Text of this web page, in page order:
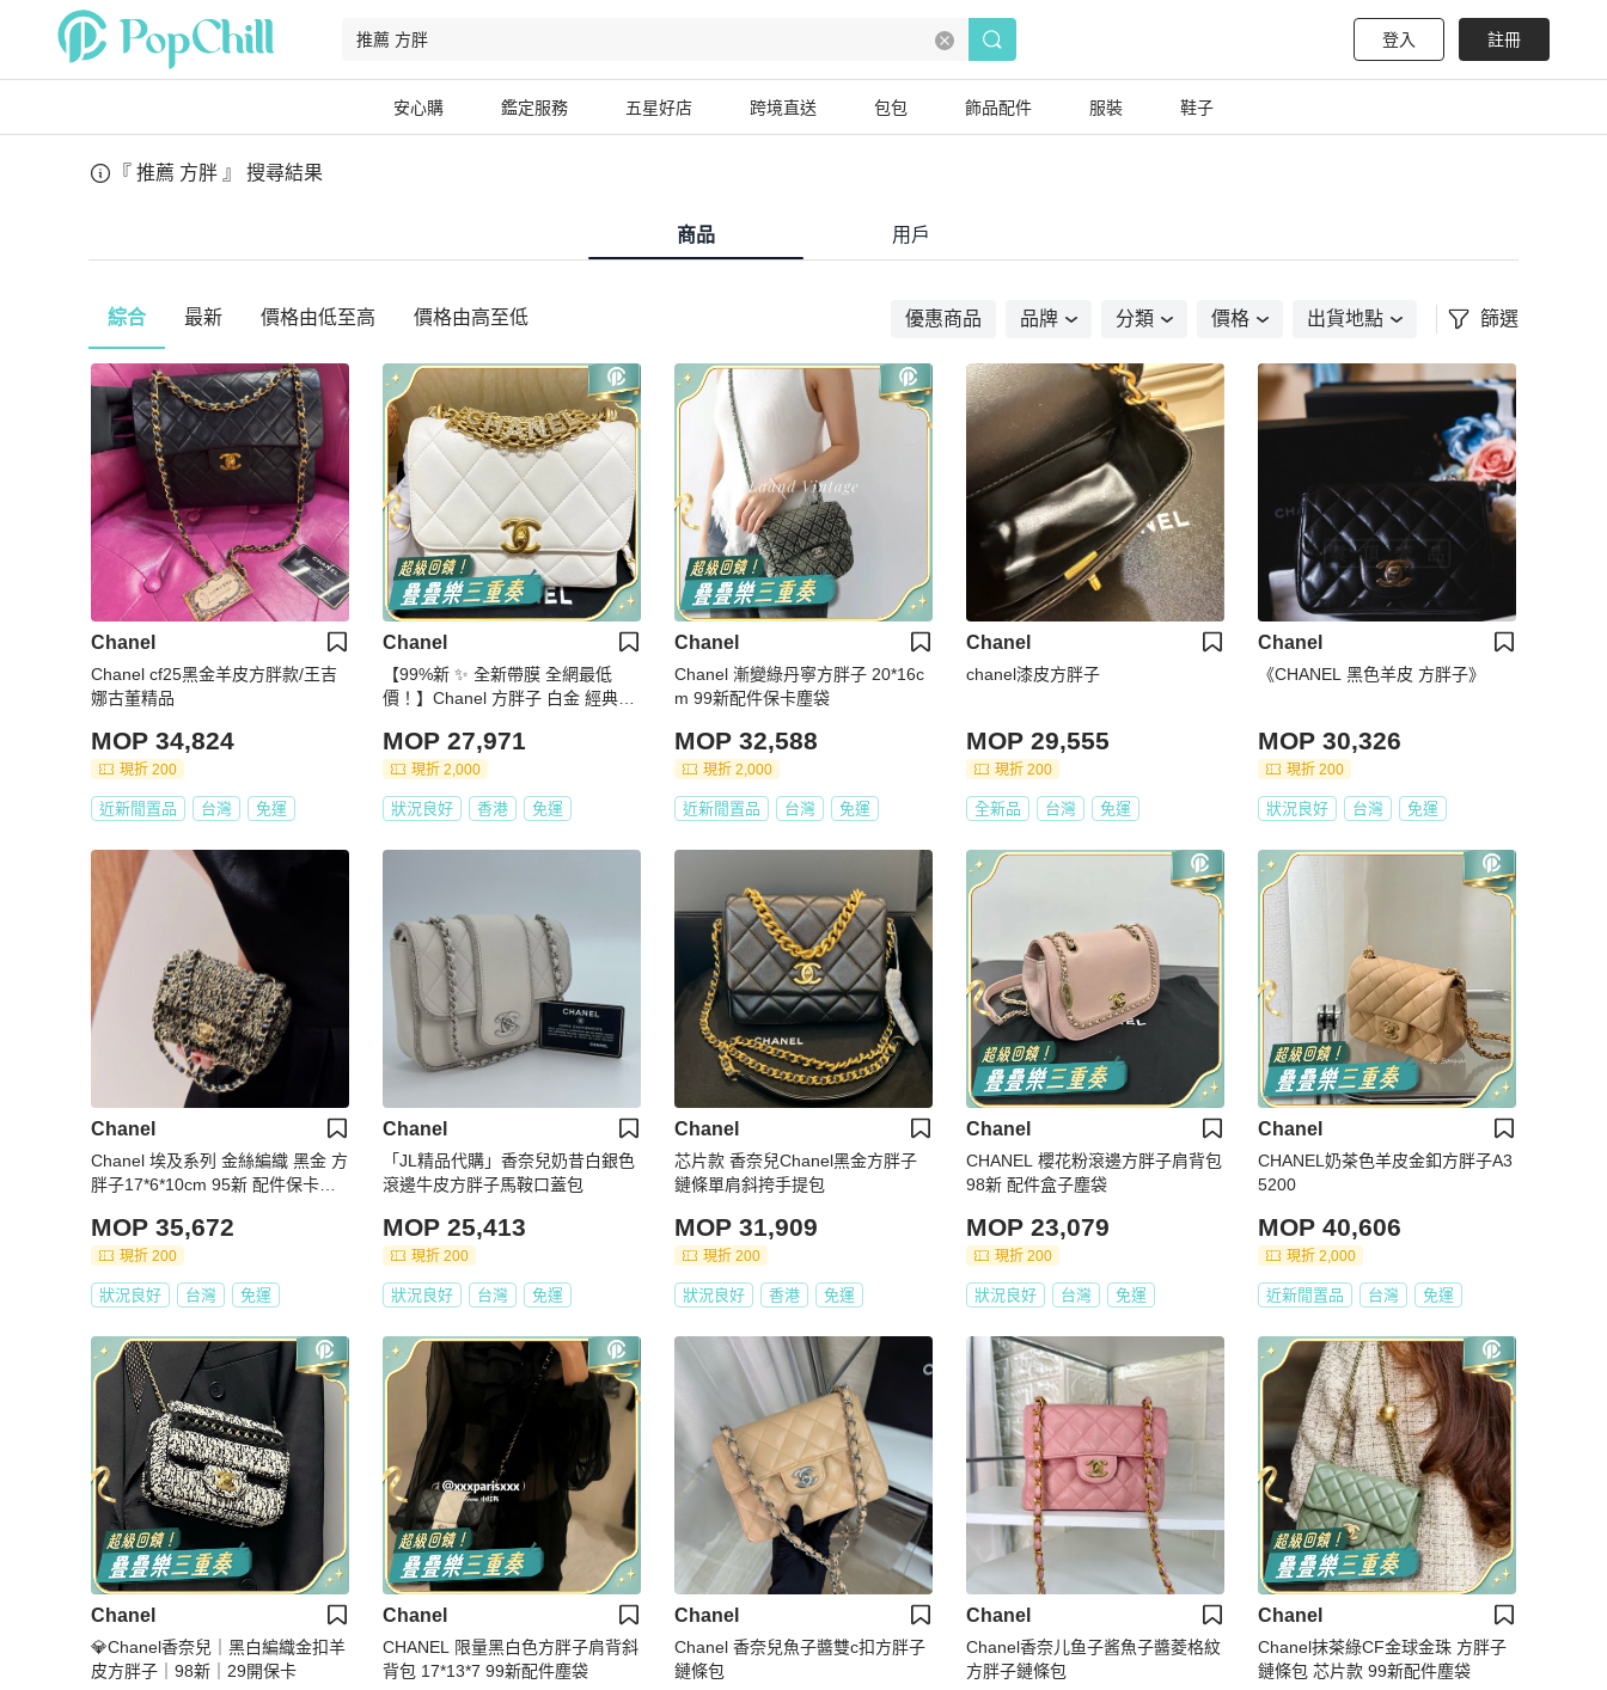
登入 註冊
安心購 鑑定服務 五星好店 跨境直送 包包 飾品配件 服裝 鞋子
『 推薦 方胖 』 搜尋結果
商品 用戶
綜合 最新 價格由低至高 價格由高至低 優惠商品 品牌 分類 價格 出貨地點 篩選
Chanel
Chanel cf25黑金羊皮方胖款/王吉
娜古董精品
MOP 34,824
現折 200
近新閒置品 台灣 免運
Chanel
【99%新 ✨ 全新帶膜 全網最低
價！】Chanel 方胖子 白金 經典保
MOP 27,971
現折 2,000
狀況良好 香港 免運
Chanel
Chanel 漸變綠丹寧方胖子 20*16c
m 99新配件保卡塵袋
MOP 32,588
現折 2,000
近新閒置品 台灣 免運
Chanel
chanel漆皮方胖子
MOP 29,555
現折 200
全新品 台灣 免運
Chanel
《CHANEL 黑色羊皮 方胖子》
MOP 30,326
現折 200
狀況良好 台灣 免運
Chanel
Chanel 埃及系列 金絲編織 黑金 方
胖子17*6*10cm 95新 配件保卡塵
MOP 35,672
現折 200
狀況良好 台灣 免運
Chanel
「JL精品代購」香奈兒奶昔白銀色
滾邊牛皮方胖子馬鞍口蓋包
MOP 25,413
現折 200
狀況良好 台灣 免運
Chanel
芯片款 香奈兒Chanel黑金方胖子
鏈條單肩斜挎手提包
MOP 31,909
現折 200
狀況良好 香港 免運
Chanel
CHANEL 櫻花粉滾邊方胖子肩背包
98新 配件盒子塵袋
MOP 23,079
現折 200
狀況良好 台灣 免運
Chanel
CHANEL奶茶色羊皮金釦方胖子A3
5200
MOP 40,606
現折 2,000
近新閒置品 台灣 免運
Chanel
💎Chanel香奈兒｜黑白編織金扣羊
皮方胖子｜98新｜29開保卡
Chanel
CHANEL 限量黑白色方胖子肩背斜
背包 17*13*7 99新配件塵袋
Chanel
Chanel 香奈兒魚子醬雙c扣方胖子
鏈條包
Chanel
Chanel香奈儿鱼子酱魚子醬菱格紋
方胖子鏈條包
Chanel
Chanel抹茶綠CF金球金珠 方胖子
鏈條包 芯片款 99新配件塵袋